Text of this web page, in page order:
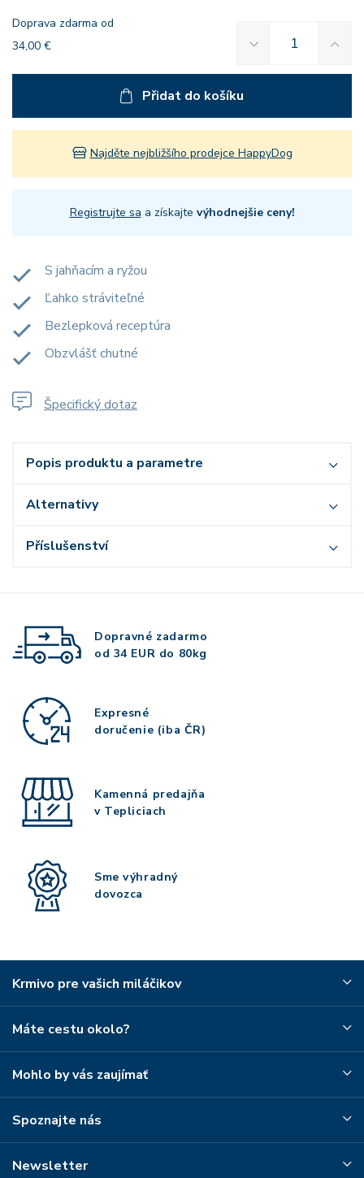
Doprava zdarma od
34,00 €
Přidat do košíku
Najděte nejbližšího prodejce HappyDog
Registrujte sa a získajte výhodnejšie ceny!
S jahňacím a ryžou
Ľahko stráviteľné
Bezlepková receptúra
Obzvlášť chutné
Špecifický dotaz
Popis produktu a parametre
Alternativy
Příslušenství
Dopravné zadarmo
od 34 EUR do 80kg
Expresné
doručenie (iba ČR)
Kamenná predajňa
v Tepliciach
Sme výhradný
dovozca
Krmivo pre vašich miláčikov
Máte cestu okolo?
Mohlo by vás zaujímať
Spoznajte nás
Newsletter